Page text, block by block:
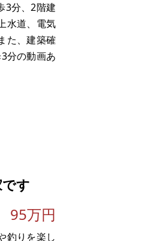
3分、2階建
水道、電気
た、建築確
分の動画あ
す
95万円
釣りを楽し